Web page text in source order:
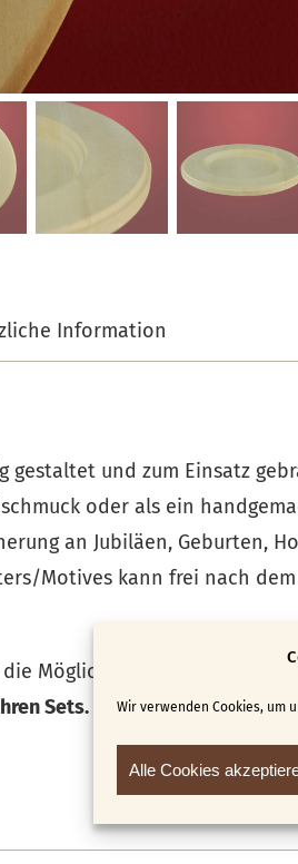
Wir verwenden Cookies, um
Alle Cookies
Information
gestaltet und zum Einsatz
oder als ein
an Jubiläen, Geburten,
Motives kann frei nach
Möglichkeit aus Tellern
Sets.